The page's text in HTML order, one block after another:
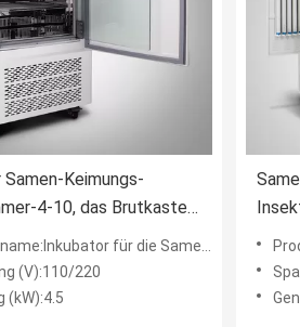
Samen-Keimungs-
4-10, das Brutkasten
für die Samenkeimung
(V):110/220
(kW):4.5